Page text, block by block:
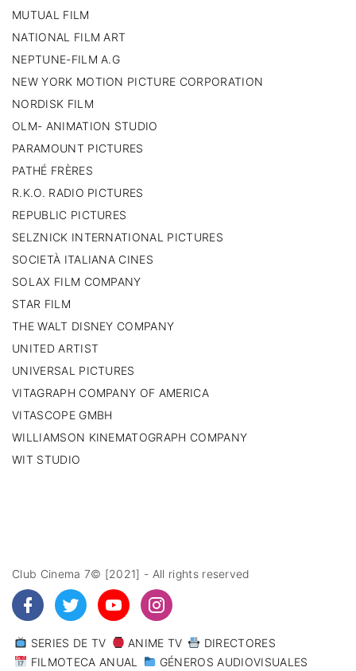
MUTUAL FILM
NATIONAL FILM ART
NEPTUNE-FILM A.G
NEW YORK MOTION PICTURE CORPORATION
NORDISK FILM
OLM- ANIMATION STUDIO
PARAMOUNT PICTURES
PATHÉ FRÈRES
R.K.O. RADIO PICTURES
REPUBLIC PICTURES
SELZNICK INTERNATIONAL PICTURES
SOCIETÀ ITALIANA CINES
SOLAX FILM COMPANY
STAR FILM
THE WALT DISNEY COMPANY
UNITED ARTIST
UNIVERSAL PICTURES
VITAGRAPH COMPANY OF AMERICA
VITASCOPE GMBH
WILLIAMSON KINEMATOGRAPH COMPANY
WIT STUDIO
Club Cinema 7© [2021] - All rights reserved
SERIES DE TV ANIME TV
DIRECTORES
FILMOTECA ANUAL
GÉNEROS AUDIOVISUALES